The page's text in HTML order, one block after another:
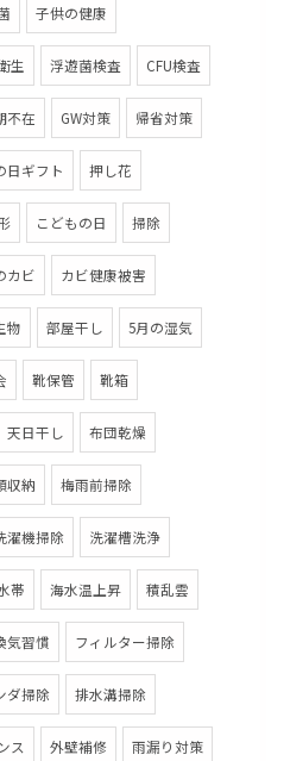
子供の健康
生 浮遊菌検査 CFU検査
不在 GW対策 帰省対策
日ギフト 押し花
こどもの日 掃除
カビ カビ健康被害
物 部屋干し 5月の湿気
靴保管 靴箱
天日干し 布団乾燥
収納 梅雨前掃除
濯機掃除 洗濯槽洗浄
帯 海水温上昇 積乱雲
気習慣 フィルター掃除
ダ掃除 排水溝掃除
ス 外壁補修 雨漏り対策